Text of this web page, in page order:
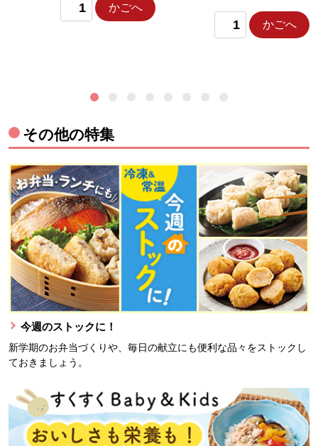
かごへ
かごへ
その他の特集
今週のストックに！
新学期のお弁当づくりや、毎日の献立にも便利な品々をストックし
ておきましょう。